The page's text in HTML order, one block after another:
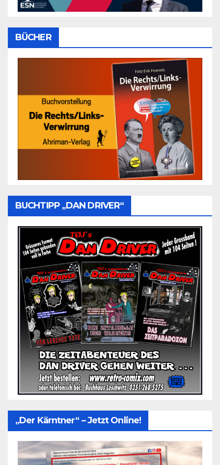
BÜCHER
BUCHTIPP „DAN DRIVER“
„Der Kärntner“ – Jetzt Online!